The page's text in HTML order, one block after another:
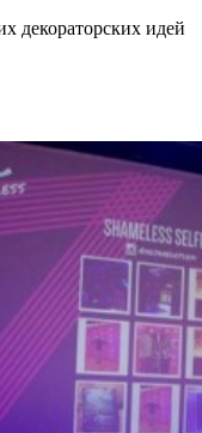
декораторских идей